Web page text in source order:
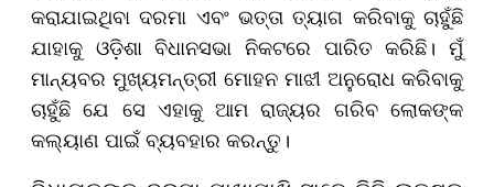
କରାଯାଇଥିବା ଦରମା ଏବଂ ଭତ୍ତା ତ୍ୟାଗ କରିବାକୁ ଚାହୁଁଛି
ଯାହାକୁ ଓଡ଼ିଶା ବିଧାନସଭା ନିକଟରେ ପାରିତ କରିଛି। ମୁଁ
ମାନ୍ୟବର ମୁଖ୍ୟମନ୍ତ୍ରୀ ମୋହନ ମାଝୀ ଅନୁରୋଧ କରିବାକୁ
ଚାହୁଁଛି ଯେ ସେ ଏହାକୁ ଆମ ରାଜ୍ୟର ଗରିବ ଲୋକଙ୍କ
କଲ୍ୟାଣ ପାଇଁ ବ୍ୟବହାର କରନ୍ତୁ।